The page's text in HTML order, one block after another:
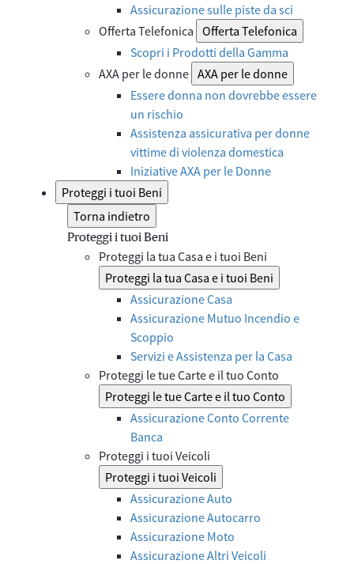
Assicurazione sulle piste da sci
Offerta Telefonica Offerta Telefonica
Scopri i Prodotti della Gamma
AXA per le donne AXA per le donne
Essere donna non dovrebbe essere
un rischio
Assistenza assicurativa per donne
vittime di violenza domestica
Iniziative AXA per le Donne
Proteggi i tuoi Beni
Torna indietro
Proteggi i tuoi Beni
Proteggi la tua Casa e i tuoi Beni
Proteggi la tua Casa e i tuoi Beni
Assicurazione Casa
Assicurazione Mutuo Incendio e
Scoppio
Servizi e Assistenza per la Casa
Proteggi le tue Carte e il tuo Conto
Proteggi le tue Carte e il tuo Conto
Assicurazione Conto Corrente
Banca
Proteggi i tuoi Veicoli
Proteggi i tuoi Veicoli
Assicurazione Auto
Assicurazione Autocarro
Assicurazione Moto
Assicurazione Altri Veicoli